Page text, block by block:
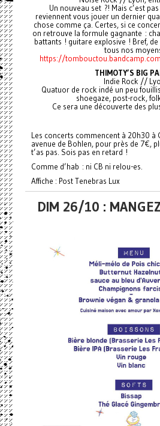
Un nouveau set ?! Mais c’est
reviennent vous jouer un dernier
chose comme ça. Certes, si ce
on retrouve la formule gagnante :
battants ! guitare explosive ! Bref,
tous nos
https://
THIMOTY’S BIG
Indie Rock //
Quatuor de rock indé un peu
shoegaze, post-rock,
Ce sera une découverte des
Les concerts commencent à 20h30 à
avenue de Bohlen, pour près de 7€,
t’as pas. Sois pas en retard !
Comme d’hab : ni CB ni relou-es.
Affiche : Post Tenebras Lux
DIM 26/10 :